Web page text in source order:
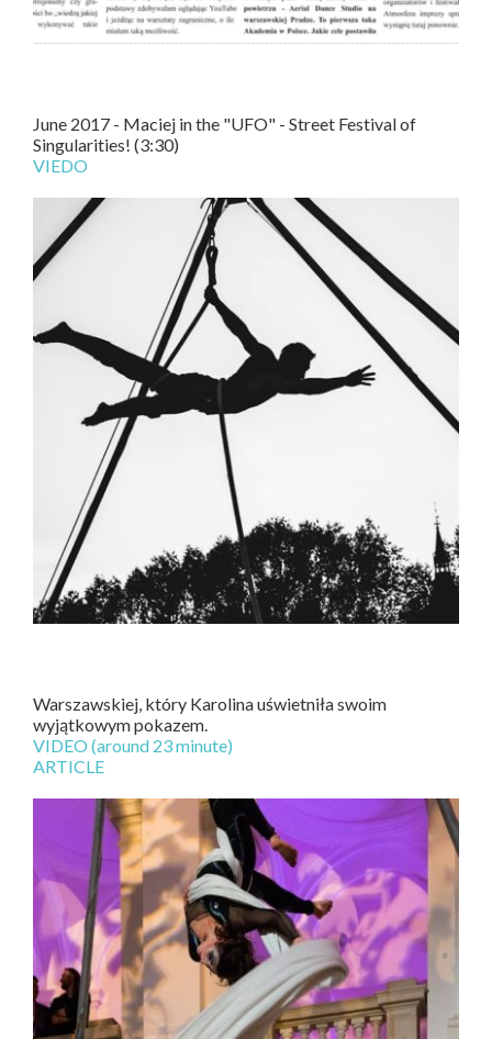
June 2017 - Maciej in the "UFO" - Street Festival of
Singularities! (3:30)
VIEDO
Warszawskiej, który Karolina uświetniła swoim
wyjątkowym pokazem.
VIDEO (around 23 minute)
ARTICLE